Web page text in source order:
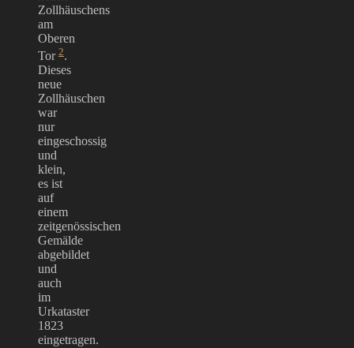
Zollhäuschens
am
Oberen
Tor 2.
Dieses
neue
Zollhäuschen
war
nur
eingeschossig
und
klein,
es ist
auf
einem
zeitgenössischen
Gemälde
abgebildet
und
auch
im
Urkataster
1823
eingetragen.